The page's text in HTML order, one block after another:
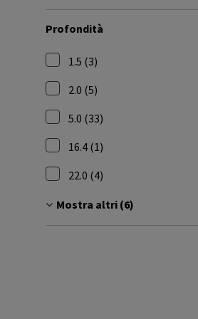
Profondità
1.5 (3)
2.0 (5)
5.0 (33)
16.4 (1)
22.0 (4)
Mostra altri (6)